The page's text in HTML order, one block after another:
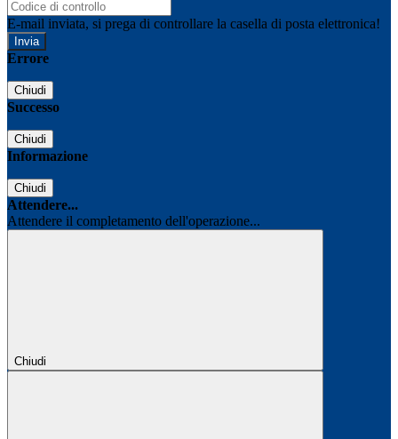
E-mail inviata, si prega di controllare la casella di posta elettronica!
Errore
Chiudi
Successo
Chiudi
Informazione
Chiudi
Attendere...
Attendere il completamento dell'operazione...
Chiudi